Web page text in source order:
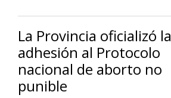
La Provincia oficializó la
adhesión al Protocolo
nacional de aborto no
punible